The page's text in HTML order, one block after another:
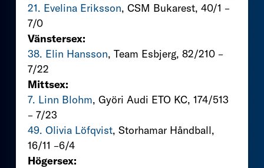
21. Evelina Eriksson, CSM Bukarest, 40/1 –
7/0
Vänstersex:
38. Elin Hansson, Team Esbjerg, 82/210 –
7/22
Mittsex:
7. Linn Blohm, Györi Audi ETO KC, 174/513
– 7/23
49. Olivia Löfqvist, Storhamar Håndball,
16/11 –6/4
Högersex: